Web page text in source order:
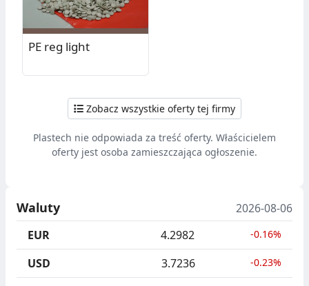
PE reg light
Zobacz wszystkie oferty tej firmy
Plastech nie odpowiada za treść oferty. Właścicielem
oferty jest osoba zamieszczająca ogłoszenie.
Waluty
2026-08-06
EUR
4.2982 -0.16%
USD 3.7236 -0.23%